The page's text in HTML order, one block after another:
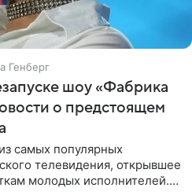
Генберг
шоу «Фабрика
о предстоящем
самых популярных
телевидения, открывшее
молодых исполнителей.